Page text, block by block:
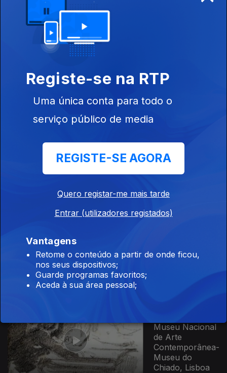
Convento da
Madre de Deus,
Ep. 9
Tibães, Braga
Universidade de
Museu Nacional
de Arte
Contemporânea-
Museu do
Chiado, Lisboa
Registe-se na RTP
Uma única conta para todo o
serviço público de media
REGISTE-SE AGORA
Quero registar-me mais tarde
Entrar (utilizadores registados)
Vantagens
Retome o conteúdo a partir de onde ficou,
nos seus dispositivos;
Guarde programas favoritos;
Aceda à sua área pessoal;